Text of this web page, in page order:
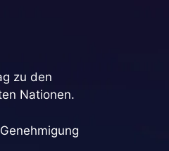
zu den
Nationen.